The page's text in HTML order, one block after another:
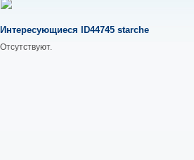
Интересующиеся ID44745 starche
Отсутствуют.